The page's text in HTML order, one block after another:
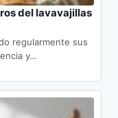
del lavavajillas
regularmente sus
y…